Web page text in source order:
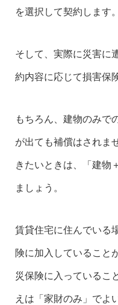
を選択して契約します。
そして、実際に災害に
約内容に応じて損害保
もちろん、建物のみで
が出ても補償はされま
きたいときは、「建物
ましょう。
賃貸住宅に住んでいる
険に加入していること
災保険に入っているこ
えは「家財のみ」でよ